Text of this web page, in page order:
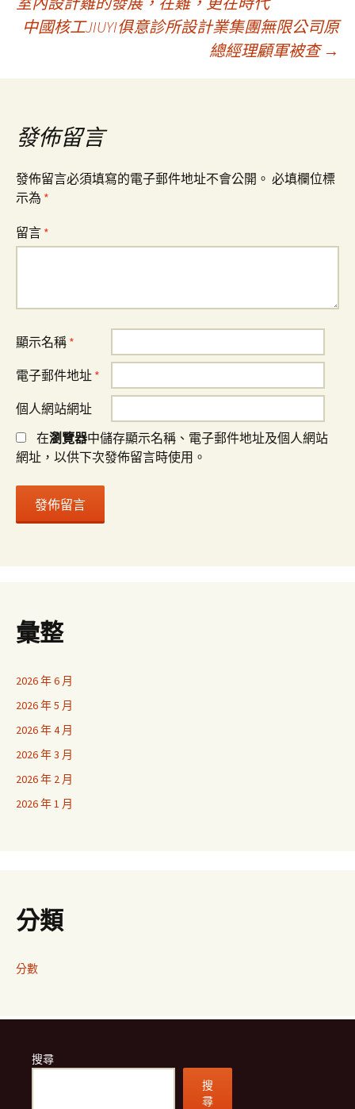
章
導
覽
中國核工JIUYI俱意診所設計業集團無限公司原
總經理顧軍被查 →
發佈留言
發佈留言必須填寫的電子郵件地址不會公開。 必填欄位標
示為 *
留言 *
顯示名稱 *
電子郵件地址 *
個人網站網址
在瀏覽器中儲存顯示名稱、電子郵件地址及個人網站
網址，以供下次發佈留言時使用。
彙整
2026 年 6 月
2026 年 5 月
2026 年 4 月
2026 年 3 月
2026 年 2 月
2026 年 1 月
分類
分數
搜尋
搜
尋